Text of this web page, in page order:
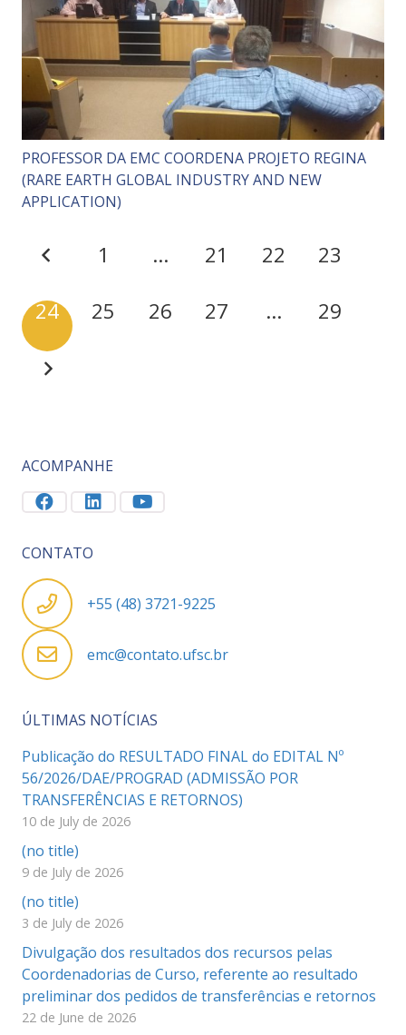
PROFESSOR DA EMC COORDENA PROJETO REGINA
(RARE EARTH GLOBAL INDUSTRY AND NEW
APPLICATION)
1 … 21 22 23
24 25 26 27 … 29
ACOMPANHE
CONTATO
+55 (48) 3721-9225
emc@contato.ufsc.br
ÚLTIMAS NOTÍCIAS
Publicação do RESULTADO FINAL do EDITAL Nº
56/2026/DAE/PROGRAD (ADMISSÃO POR
TRANSFERÊNCIAS E RETORNOS)
10 de July de 2026
(no title)
9 de July de 2026
(no title)
3 de July de 2026
Divulgação dos resultados dos recursos pelas
Coordenadorias de Curso, referente ao resultado
preliminar dos pedidos de transferências e retornos
22 de June de 2026